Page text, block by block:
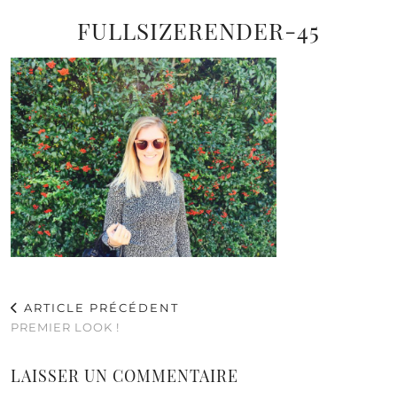
FULLSIZERENDER-45
ARTICLE PRÉCÉDENT
PREMIER LOOK !
LAISSER UN COMMENTAIRE